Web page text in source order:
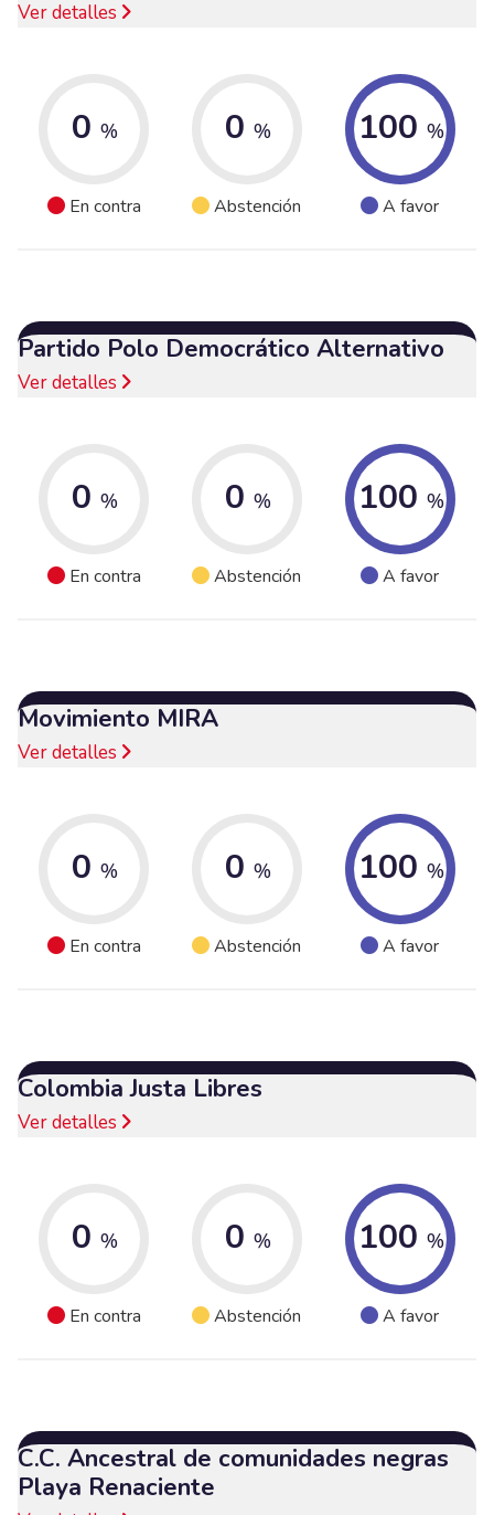
Ver detalles
0 %
En contra
0 %
Abstención
100 %
A favor
Partido Polo Democrático Alternativo
Ver detalles
0 %
En contra
0 %
Abstención
100 %
A favor
Movimiento MIRA
Ver detalles
0 %
En contra
0 %
Abstención
100 %
A favor
Colombia Justa Libres
Ver detalles
0 %
En contra
0 %
Abstención
100 %
A favor
C.C. Ancestral de comunidades negras
Playa Renaciente